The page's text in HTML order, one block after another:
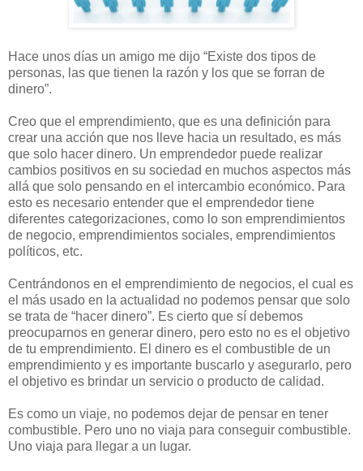
Hace unos días un amigo me dijo “Existe dos tipos de
personas, las que tienen la razón y los que se forran de
dinero”.
Creo que el emprendimiento, que es una definición para
crear una acción que nos lleve hacia un resultado, es más
que solo hacer dinero. Un emprendedor puede realizar
cambios positivos en su sociedad en muchos aspectos más
allá que solo pensando en el intercambio económico. Para
esto es necesario entender que el emprendedor tiene
diferentes categorizaciones, como lo son emprendimientos
de negocio, emprendimientos sociales, emprendimientos
políticos, etc.
Centrándonos en el emprendimiento de negocios, el cual es
el más usado en la actualidad no podemos pensar que solo
se trata de “hacer dinero”. Es cierto que sí debemos
preocuparnos en generar dinero, pero esto no es el objetivo
de tu emprendimiento. El dinero es el combustible de un
emprendimiento y es importante buscarlo y asegurarlo, pero
el objetivo es brindar un servicio o producto de calidad.
Es como un viaje, no podemos dejar de pensar en tener
combustible. Pero uno no viaja para conseguir combustible.
Uno viaja para llegar a un lugar.